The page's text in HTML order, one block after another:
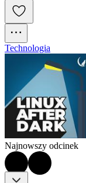
Technologia
Najnowszy odcinek